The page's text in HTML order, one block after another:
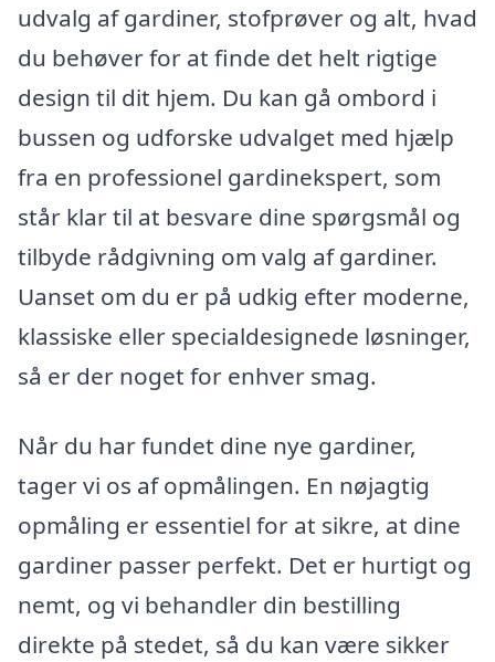
udvalg af gardiner, stofprøver og alt, hvad
du behøver for at finde det helt rigtige
design til dit hjem. Du kan gå ombord i
bussen og udforske udvalget med hjælp
fra en professionel gardinekspert, som
står klar til at besvare dine spørgsmål og
tilbyde rådgivning om valg af gardiner.
Uanset om du er på udkig efter moderne,
klassiske eller specialdesignede løsninger,
så er der noget for enhver smag.
Når du har fundet dine nye gardiner,
tager vi os af opmålingen. En nøjagtig
opmåling er essentiel for at sikre, at dine
gardiner passer perfekt. Det er hurtigt og
nemt, og vi behandler din bestilling
direkte på stedet, så du kan være sikker